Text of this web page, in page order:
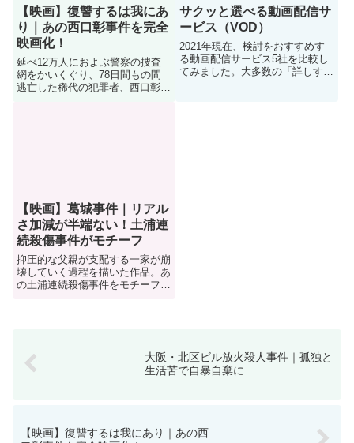
【映画】復讐するは我にあ
り｜あの西口彰事件を完全
映画化！
延べ12万人におよぶ警察の捜査
網をかいくぐり、78日間もの間
逃亡した稀代の犯罪者、西口彰。
サクッと選べる動画配信サ
ービス（VOD）
2021年現在、検討をおすすめす
る動画配信サービス5社を比較し
てみました。大多数の「詳しすぎ
【映画】葛城事件｜リアル
さ加減が半端ない！土浦連
続殺傷事件がモチーフ
抑圧的な父親が支配する一家が崩
壊していく過程を描いた作品。あ
の土浦連続殺傷事件をモチーフに
大阪・北区ビル放火殺人事件｜孤独と
生活苦で自暴自棄に…
【映画】復讐するは我にあり｜あの西